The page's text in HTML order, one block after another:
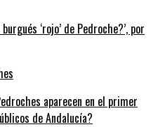
‘rojo’ de Pedroche?’, por
aparecen en el primer
de Andalucía?